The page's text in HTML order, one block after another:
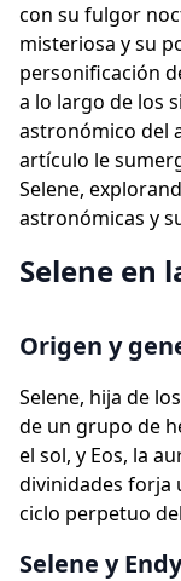
con su fulgor
misteriosa y su
personificación
a lo largo de los
astronómico del
artículo le
Selene,
astronómicas y
Selene en
Origen y
Selene, hija de
de un grupo de
el sol, y Eos, la
divinidades forja
ciclo perpetuo
Selene y